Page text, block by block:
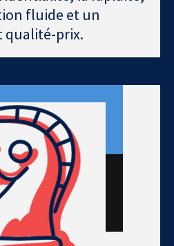
fluide et un
qualité-prix.